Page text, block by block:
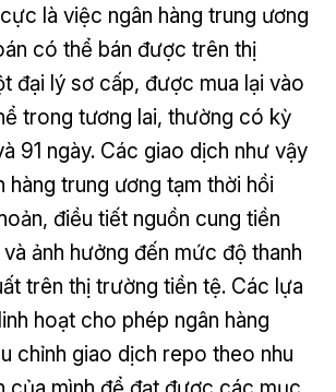
là việc ngân hàng trung ương
có thể bán được trên thị
đại lý sơ cấp, được mua lại vào
trong tương lai, thường có kỳ
91 ngày. Các giao dịch như vậy
hàng trung ương tạm thời hồi
điều tiết nguồn cung tiền
ảnh hưởng đến mức độ thanh
trên thị trường tiền tệ. Các lựa
hoạt cho phép ngân hàng
chỉnh giao dịch repo theo nhu